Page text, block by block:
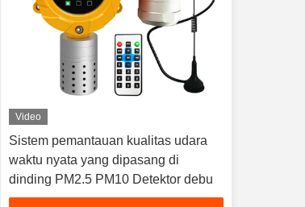
Video
Sistem pemantauan kualitas udara
waktu nyata yang dipasang di
dinding PM2.5 PM10 Detektor debu